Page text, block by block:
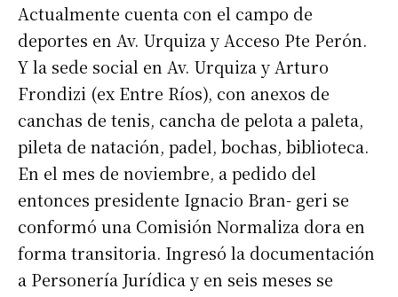
Actualmente cuenta con el campo de
deportes en Av. Urquiza y Acceso Pte Perón.
Y la sede social en Av. Urquiza y Arturo
Frondizi (ex Entre Ríos), con anexos de
canchas de tenis, cancha de pelota a paleta,
pileta de natación, padel, bochas, biblioteca.
En el mes de noviembre, a pedido del
entonces presidente Ignacio Bran- geri se
conformó una Comisión Normaliza dora en
forma transitoria. Ingresó la documentación
a Personería Jurídica y en seis meses se